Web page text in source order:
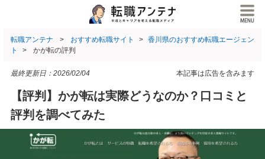
転職アンテナ おすすめ転職サイト
香川県のおすすめ転職エージェン
ト
かが転の評判
本記事は広告を含みます
最終更新日： 2026/02/04
【評判】かが転は実際どうなのか？口コミと
評判を調べてみた